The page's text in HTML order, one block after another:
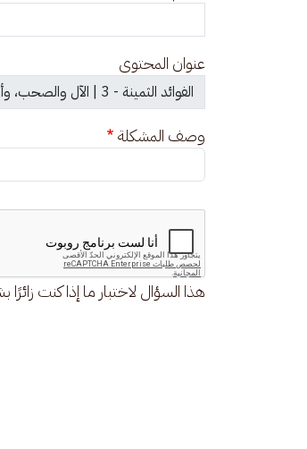
عنوان المحتوى
وصف المشكلة
هذا السؤال لاختبار ما إذا كنت زائرًا